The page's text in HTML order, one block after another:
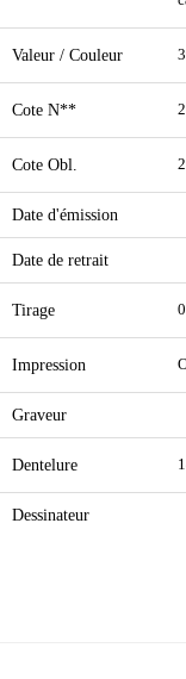
Valeur / Couleur
Cote N**
Cote Obl.
Date d'émission
Date de retrait
Tirage 0
Impression
Graveur
Dentelure
Dessinateur